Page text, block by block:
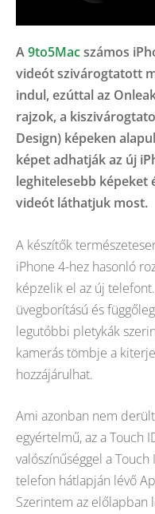
A9to5Macszámos
videót szivárogtatott
indul, ezúttal az
rajzok, a
Design) képeken
képet adhatják az új
leghitelesebb képeket
videót láthatjuk most.
A készítők
iPhone 4-hez hasonló
képzelik el az új
üvegborítású és
legutóbbi pletykák
kamerás tömbje a
hozzájárulhat.
Ami azonban nem
egyértelmű, az a Touch
valószínűséggel a Touch
telefon hátlapján lévő
Szerintem az előlapban